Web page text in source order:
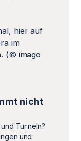
nicht
Tunneln?
und